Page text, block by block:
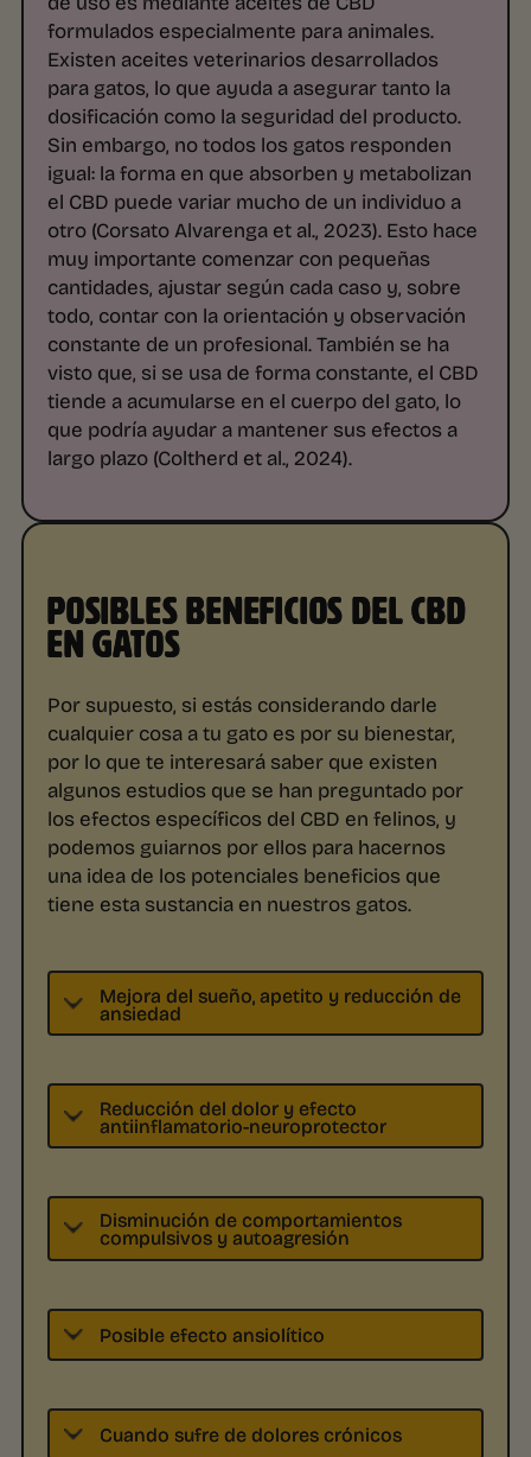
formulados especialmente para animales.
Existen aceites veterinarios desarrollados
para gatos, lo que ayuda a asegurar tanto la
dosificación como la seguridad del producto.
Sin embargo, no todos los gatos responden
igual: la forma en que absorben y metabolizan
el CBD puede variar mucho de un individuo a
otro (Corsato Alvarenga et al., 2023). Esto hace
muy importante comenzar con pequeñas
cantidades, ajustar según cada caso y, sobre
todo, contar con la orientación y observación
constante de un profesional. También se ha
visto que, si se usa de forma constante, el CBD
tiende a acumularse en el cuerpo del gato, lo
que podría ayudar a mantener sus efectos a
largo plazo (Coltherd et al., 2024).
POSIBLES BENEFICIOS DEL CBD
EN GATOS
Por supuesto, si estás considerando darle
cualquier cosa a tu gato es por su bienestar,
por lo que te interesará saber que existen
algunos estudios que se han preguntado por
los efectos específicos del CBD en felinos, y
podemos guiarnos por ellos para hacernos
una idea de los potenciales beneficios que
tiene esta sustancia en nuestros gatos.
Mejora del sueño, apetito y reducción de
ansiedad
Reducción del dolor y efecto
antiinflamatorio-neuroprotector
Disminución de comportamientos
compulsivos y autoagresión
Posible efecto ansiolítico
Cuando sufre de dolores crónicos